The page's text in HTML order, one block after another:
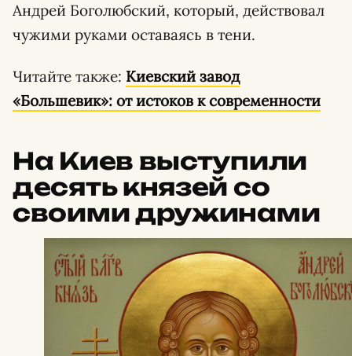
Андрей Боголюбский, который, действовал
чужими руками оставаясь в тени.
Читайте также: Киевский завод
«Большевик»: от истоков к современности
На Киев выступили
десять князей со
своими дружинами